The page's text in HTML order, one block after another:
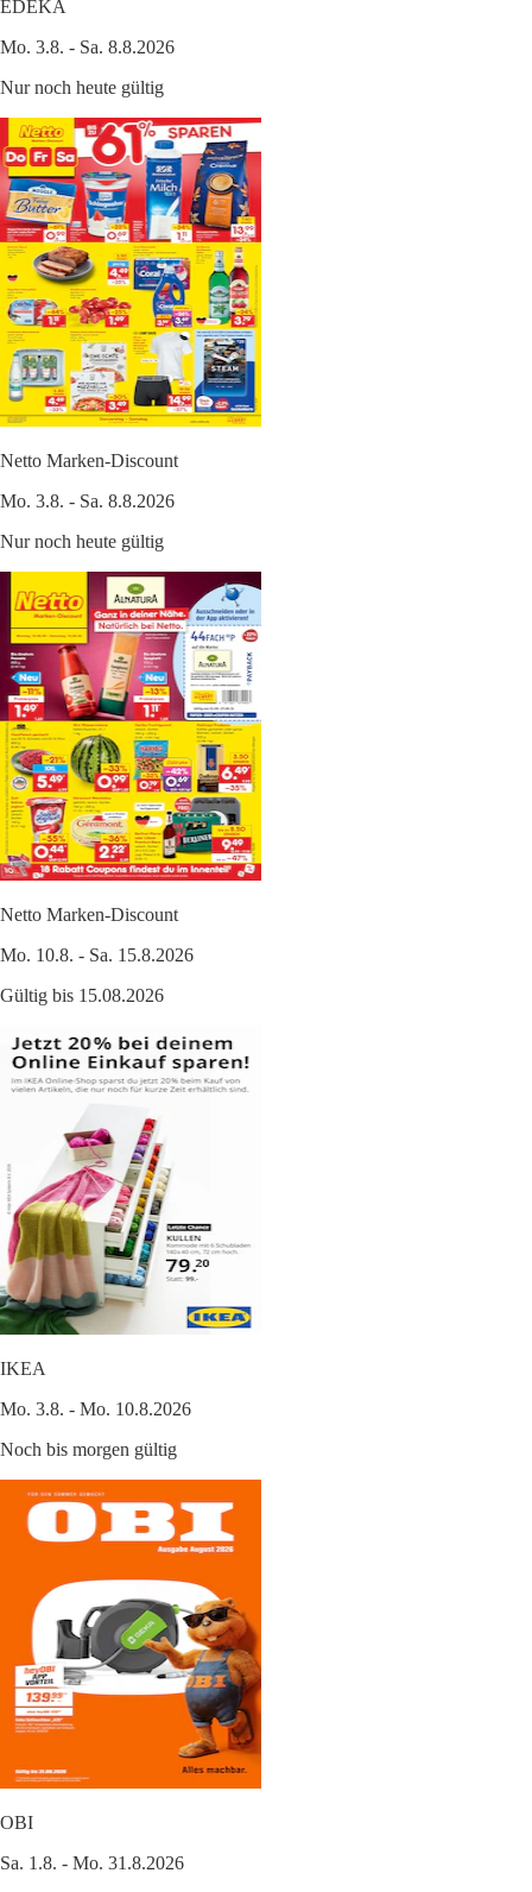
EDEKA
Mo. 3.8. - Sa. 8.8.2026
Nur noch heute gültig
Netto Marken-Discount
Mo. 3.8. - Sa. 8.8.2026
Nur noch heute gültig
Netto Marken-Discount
Mo. 10.8. - Sa. 15.8.2026
Gültig bis 15.08.2026
IKEA
Mo. 3.8. - Mo. 10.8.2026
Noch bis morgen gültig
OBI
Sa. 1.8. - Mo. 31.8.2026